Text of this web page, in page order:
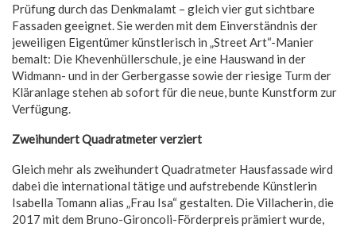
Prüfung durch das Denkmalamt – gleich vier gut sichtbare
Fassaden geeignet. Sie werden mit dem Einverständnis der
jeweiligen Eigentümer künstlerisch in „Street Art“-Manier
bemalt: Die Khevenhüllerschule, je eine Hauswand in der
Widmann- und in der Gerbergasse sowie der riesige Turm der
Kläranlage stehen ab sofort für die neue, bunte Kunstform zur
Verfügung.
Zweihundert Quadratmeter verziert
Gleich mehr als zweihundert Quadratmeter Hausfassade wird
dabei die international tätige und aufstrebende Künstlerin
Isabella Tomann alias „Frau Isa“ gestalten. Die Villacherin, die
2017 mit dem Bruno-Gironcoli-Förderpreis prämiert wurde,